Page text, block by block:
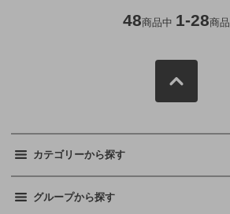
48商品中 1-28商品
カテゴリーから探す
グループから探す